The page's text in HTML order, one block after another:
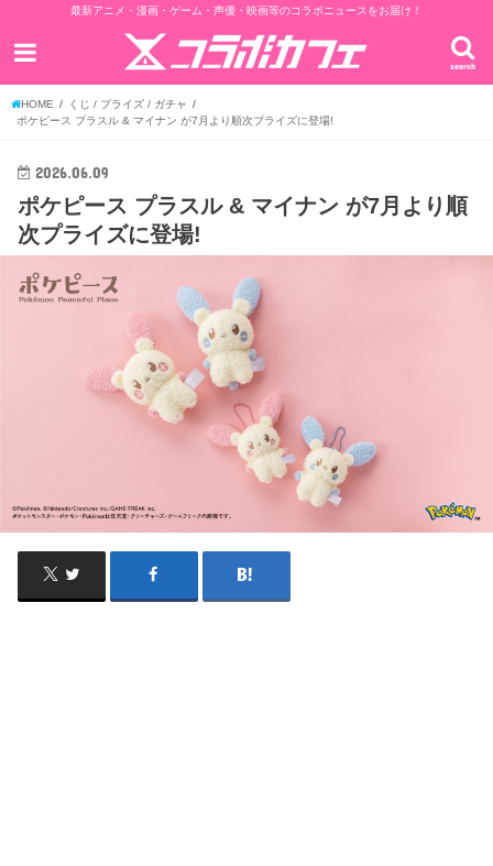
最新アニメ・漫画・ゲーム・声優・映画等のコラボニュースをお届け！
search
HOME
くじ / プライズ / ガチャ
ポケピース プラスル & マイナン が7月より順次プライズに登場!
2026.06.09
ポケピース プラスル & マイナン が7月より順
次プライズに登場!